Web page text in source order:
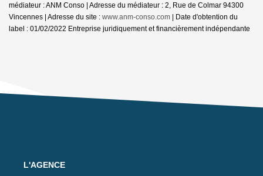
médiateur : ANM Conso | Adresse du médiateur : 2, Rue de Colmar 94300
Vincennes | Adresse du site : www.anm-conso.com | Date d'obtention du
label : 01/02/2022 Entreprise juridiquement et financièrement indépendante
L'AGENCE